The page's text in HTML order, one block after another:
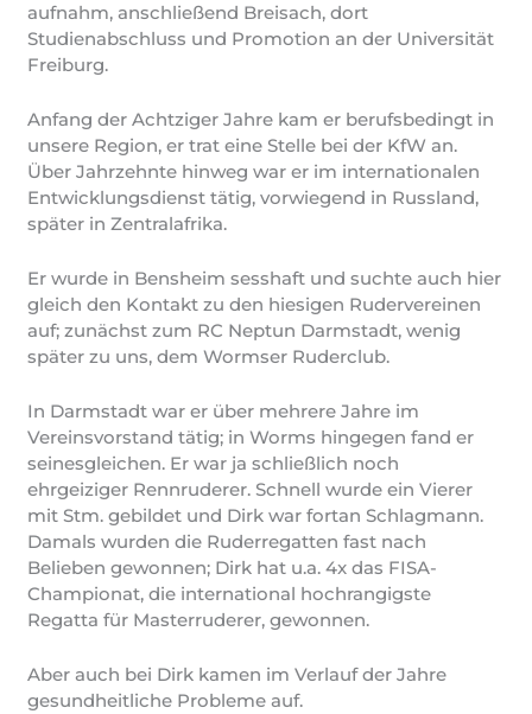
aufnahm, anschließend Breisach, dort
Studienabschluss und Promotion an der Universität
Freiburg.
Anfang der Achtziger Jahre kam er berufsbedingt in
unsere Region, er trat eine Stelle bei der KfW an.
Über Jahrzehnte hinweg war er im internationalen
Entwicklungsdienst tätig, vorwiegend in Russland,
später in Zentralafrika.
Er wurde in Bensheim sesshaft und suchte auch hier
gleich den Kontakt zu den hiesigen Rudervereinen
auf; zunächst zum RC Neptun Darmstadt, wenig
später zu uns, dem Wormser Ruderclub.
In Darmstadt war er über mehrere Jahre im
Vereinsvorstand tätig; in Worms hingegen fand er
seinesgleichen. Er war ja schließlich noch
ehrgeiziger Rennruderer. Schnell wurde ein Vierer
mit Stm. gebildet und Dirk war fortan Schlagmann.
Damals wurden die Ruderregatten fast nach
Belieben gewonnen; Dirk hat u.a. 4x das FISA-
Championat, die international hochrangigste
Regatta für Masterruderer, gewonnen.
Aber auch bei Dirk kamen im Verlauf der Jahre
gesundheitliche Probleme auf.